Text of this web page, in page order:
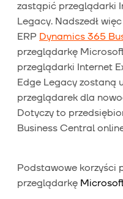
zastąpić przeglądarki
Legacy. Nadszedł
ERP Dynamics 365
przeglądarkę
przeglądarki Internet
Edge Legacy zostaną
przeglądarek dla
Dotyczy to
Business Central
Podstawowe korzyści
przeglądarkę